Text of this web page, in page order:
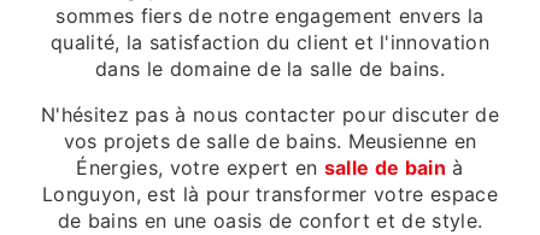
sommes fiers de notre engagement envers la
qualité, la satisfaction du client et l'innovation
dans le domaine de la salle de bains.
N'hésitez pas à nous contacter pour discuter de
vos projets de salle de bains. Meusienne en
Énergies, votre expert en salle de bain à
Longuyon, est là pour transformer votre espace
de bains en une oasis de confort et de style.